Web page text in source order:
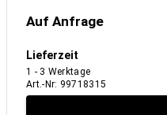
Auf Anfrage
Lieferzeit
1 - 3 Werktage
Art.-Nr: 99718315